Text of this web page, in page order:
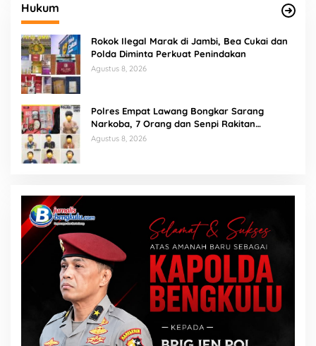
Hukum
Rokok Ilegal Marak di Jambi, Bea Cukai dan
Polda Diminta Perkuat Penindakan
Agustus 8, 2026
Polres Empat Lawang Bongkar Sarang
Narkoba, 7 Orang dan Senpi Rakitan
Diamankan
Agustus 8, 2026